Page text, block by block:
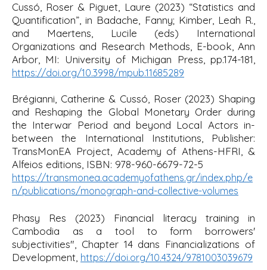
n
e
Cussó, Roser & Piguet, Laure (2023) “Statistics and
Quantification”, in Badache, Fanny; Kimber, Leah R.,
and Maertens, Lucile (eds) International
Organizations and Research Methods, E-book, Ann
Arbor, MI: University of Michigan Press , pp.174-181,
https://doi.org/10.3998/mpub.11685289
Brégianni, Catherine & Cussó, Roser (2023) Shaping
and Reshaping the Global Monetary Order during
the Interwar Period and beyond Local Actors in-
between the International Institutions, Publisher:
TransMonEA Project, Academy of Athens-HFRI, &
Alfeios editions , ISBN: 978-960-6679-72-5
https://transmonea.academyofathens.gr/index.php/e
n/publications/monograph-and-collective-volumes
Phasy Res (2023) Financial literacy training in
Cambodia as a tool to form borrowers'
subjectivities", Chapter 14 dans Financializations of
Development https://doi.org/10.4324/9781003039679